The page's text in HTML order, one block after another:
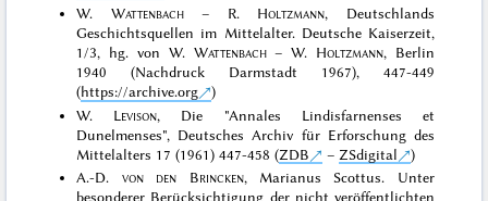
W. Wattenbach– R. Holtzmann, Deutschlands
Geschichtsquellen im Mittelalter. Deutsche Kaiserzeit,
1/3, hg. von W. Wattenbach– W. Holtzmann, Berlin
1940 (Nachdruck Darmstadt 1967), 447-449
(https://archive.org
)
W. Levison, Die "Annales Lindisfarnenses et
Dunelmenses", Deutsches Archiv für Erforschung des
Mittelalters 17 (1961) 447-458 (ZDB – ZSdigital
)
A.-D. von den Brincken, Marianus Scottus. Unter
besonderer Berücksichtigung der nicht veröffentlichten